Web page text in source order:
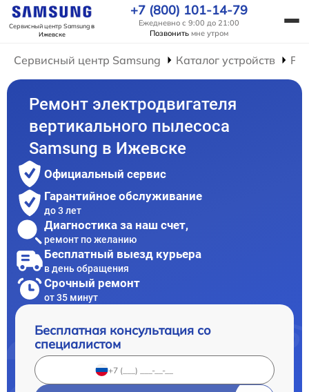
Сервисный центр Samsungв
Ижевске
+7 (800) 101-14-79
Ежедневно с 9:00 до 21:00
Позвонить мне утром
Сервисный центр Samsung Каталог устройств
Ремонт электродвигателя
вертикального пылесоса
Samsung в Ижевске
Официальный сервис
Гарантийное обслуживание
до 3 лет
Диагностика за наш счет,
ремонт по желанию
Бесплатный выезд курьера
в день обращения
Срочный ремонт
от 35 минут
Бесплатная консультация со
специалистом